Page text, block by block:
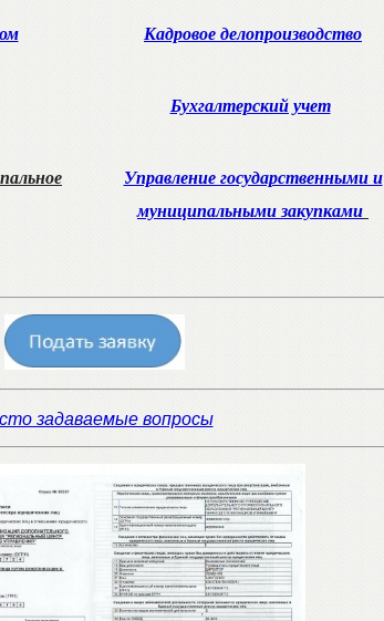
Кадровое делопроизводство
Бухгалтерский учет
Управление государственными и
муниципальными закупками
задаваемые вопросы